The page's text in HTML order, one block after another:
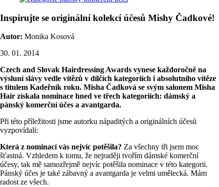
Inspirujte se originální kolekcí účesů Mishy Čadkové!
Autor: Monika Kosová
30. 01. 2014
Czech and Slovak Hairdressing Awards vynese každoročně na
výsluní slávy vedle vítězů v dílčích kategoriích i absolutního vítěze
s titulem Kadeřník roku. Misha Čadková se svým salonem Misha
Hair získala nominace hned ve třech kategoriích: dámský a
pánský komerční účes a avantgarda.
Při této příležitosti jsme autorku nápaditých a originálních účesů
vyzpovídali:
Která z nominací vás nejvíc potěšila? Za všechny tři jsem moc
šťastná. Vzhledem k tomu, že nejraději tvořím dámské komerční
účesy, tak mě samozřejmě nejvíc potěšila nominace v této kategorii.
Pánský účes je také zábavný a avantgarda je velmi umělecká. Mám
radost ze všech.